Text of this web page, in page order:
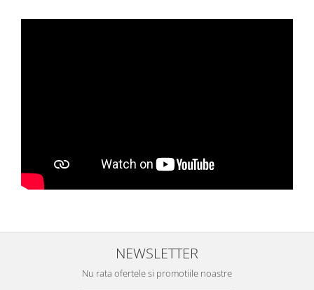
NEWSLETTER
Nu rata ofertele si promotiile noastre